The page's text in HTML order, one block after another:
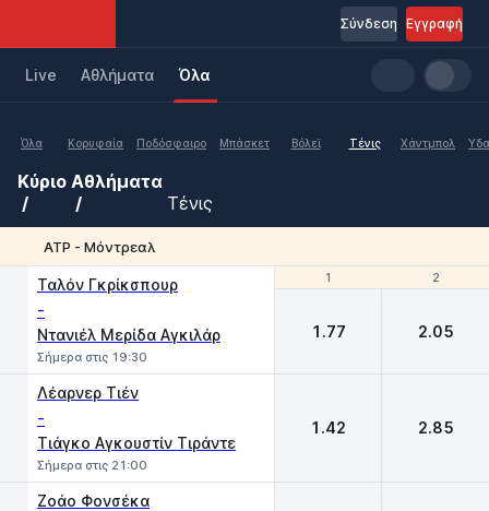
Εγγραφή
Σύνδεση
Live Aθλήματα Όλα
Όλα Κορυφαία Ποδόσφαιρο Μπάσκετ Βόλεϊ Τένις Χάντμπολ
Κύριο Αθλήματα
Τένις
ATP - Μόντρεαλ
1 2
Ταλόν Γκρίκσπουρ
-
Ντανιέλ Μερίδα Αγκιλάρ
Σήμερα στις 19:30
1 2
1.77 2.05
Λέαρνερ Τιέν
-
Τιάγκο Αγκουστίν Τιράντε
Σήμερα στις 21:00
1.42 2.85
Ζοάο Φονσέκα